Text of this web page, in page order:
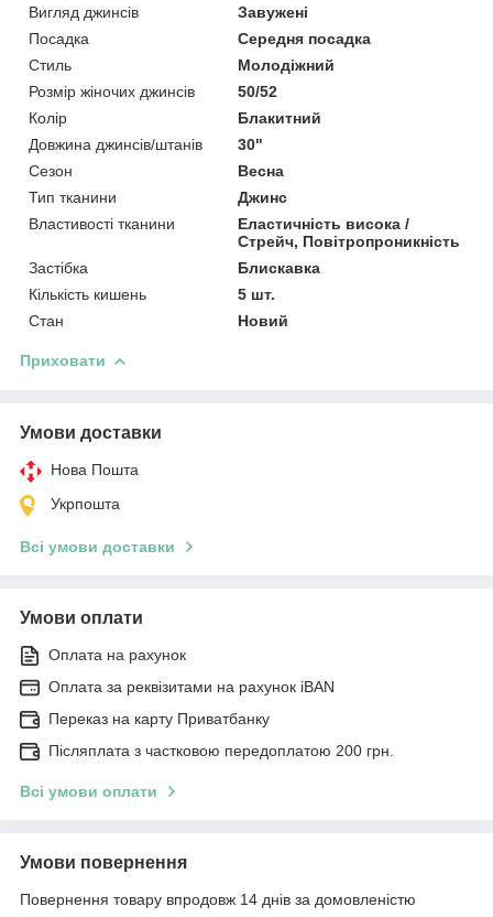
Вигляд джинсів
Завужені
Посадка
Середня посадка
Стиль
Молодіжний
Розмір жіночих джинсів
50/52
Колір
Блакитний
Довжина джинсів/штанів
30"
Сезон
Весна
Тип тканини
Джинс
Властивості тканини
Еластичність висока /
Стрейч, Повітропроникність
Застібка
Блискавка
Кількість кишень
5 шт.
Стан
Новий
Приховати
Умови доставки
Нова Пошта
Укрпошта
Всі умови доставки
Умови оплати
Оплата на рахунок
Оплата за реквізитами на рахунок iBAN
Переказ на карту Приватбанку
Післяплата з частковою передоплатою 200 грн.
Всі умови оплати
Умови повернення
Повернення товару впродовж 14 днів за домовленістю